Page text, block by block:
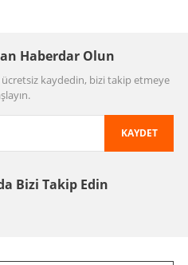
Haberdar Olun
kaydedin, bizi takip etmeye
KAYDET
Bizi Takip Edin